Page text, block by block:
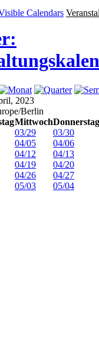
Calendars
2023
Berlin
MittwochDonnerstag
03/29
03/30
04/05
04/06
04/12
04/13
04/19
04/20
04/26
04/27
05/03 05/04